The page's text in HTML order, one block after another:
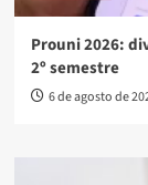
Prouni 2026:
2º semestre
6 de agosto de